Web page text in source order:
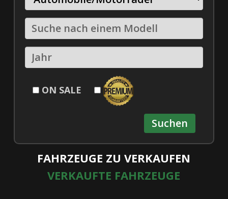
ON SALE
FAHRZEUGE ZU VERKAUFEN
VERKAUFTE FAHRZEUGE